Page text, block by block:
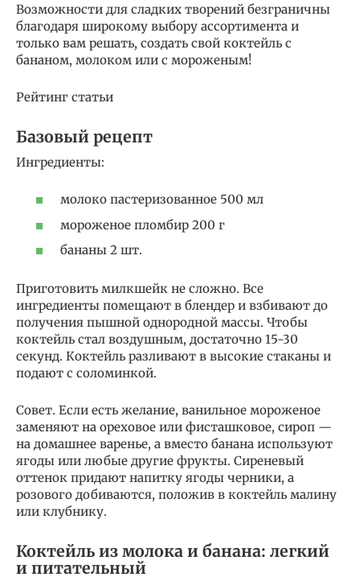
Возможности для сладких творений безграничны
благодаря широкому выбору ассортимента и
только вам решать, создать свой коктейль с
бананом, молоком или с мороженым!
Рейтинг статьи
Базовый рецепт
Ингредиенты:
молоко пастеризованное 500 мл
мороженое пломбир 200 г
бананы 2 шт.
Приготовить милкшейк не сложно. Все
ингредиенты помещают в блендер и взбивают до
получения пышной однородной массы. Чтобы
коктейль стал воздушным, достаточно 15-30
секунд. Коктейль разливают в высокие стаканы и
подают с соломинкой.
Совет. Если есть желание, ванильное мороженое
заменяют на ореховое или фисташковое, сироп —
на домашнее варенье, а вместо банана используют
ягоды или любые другие фрукты. Сиреневый
оттенок придают напитку ягоды черники, а
розового добиваются, положив в коктейль малину
или клубнику.
Коктейль из молока и банана: легкий
и питательный